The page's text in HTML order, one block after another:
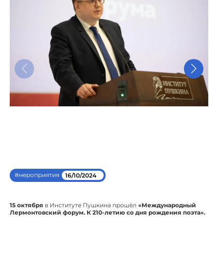
#мероприятия 16/10/2024
15 октября в Институте Пушкина прошёл «Международный
Лермонтовский форум. К 210-летию со дня рождения поэта».